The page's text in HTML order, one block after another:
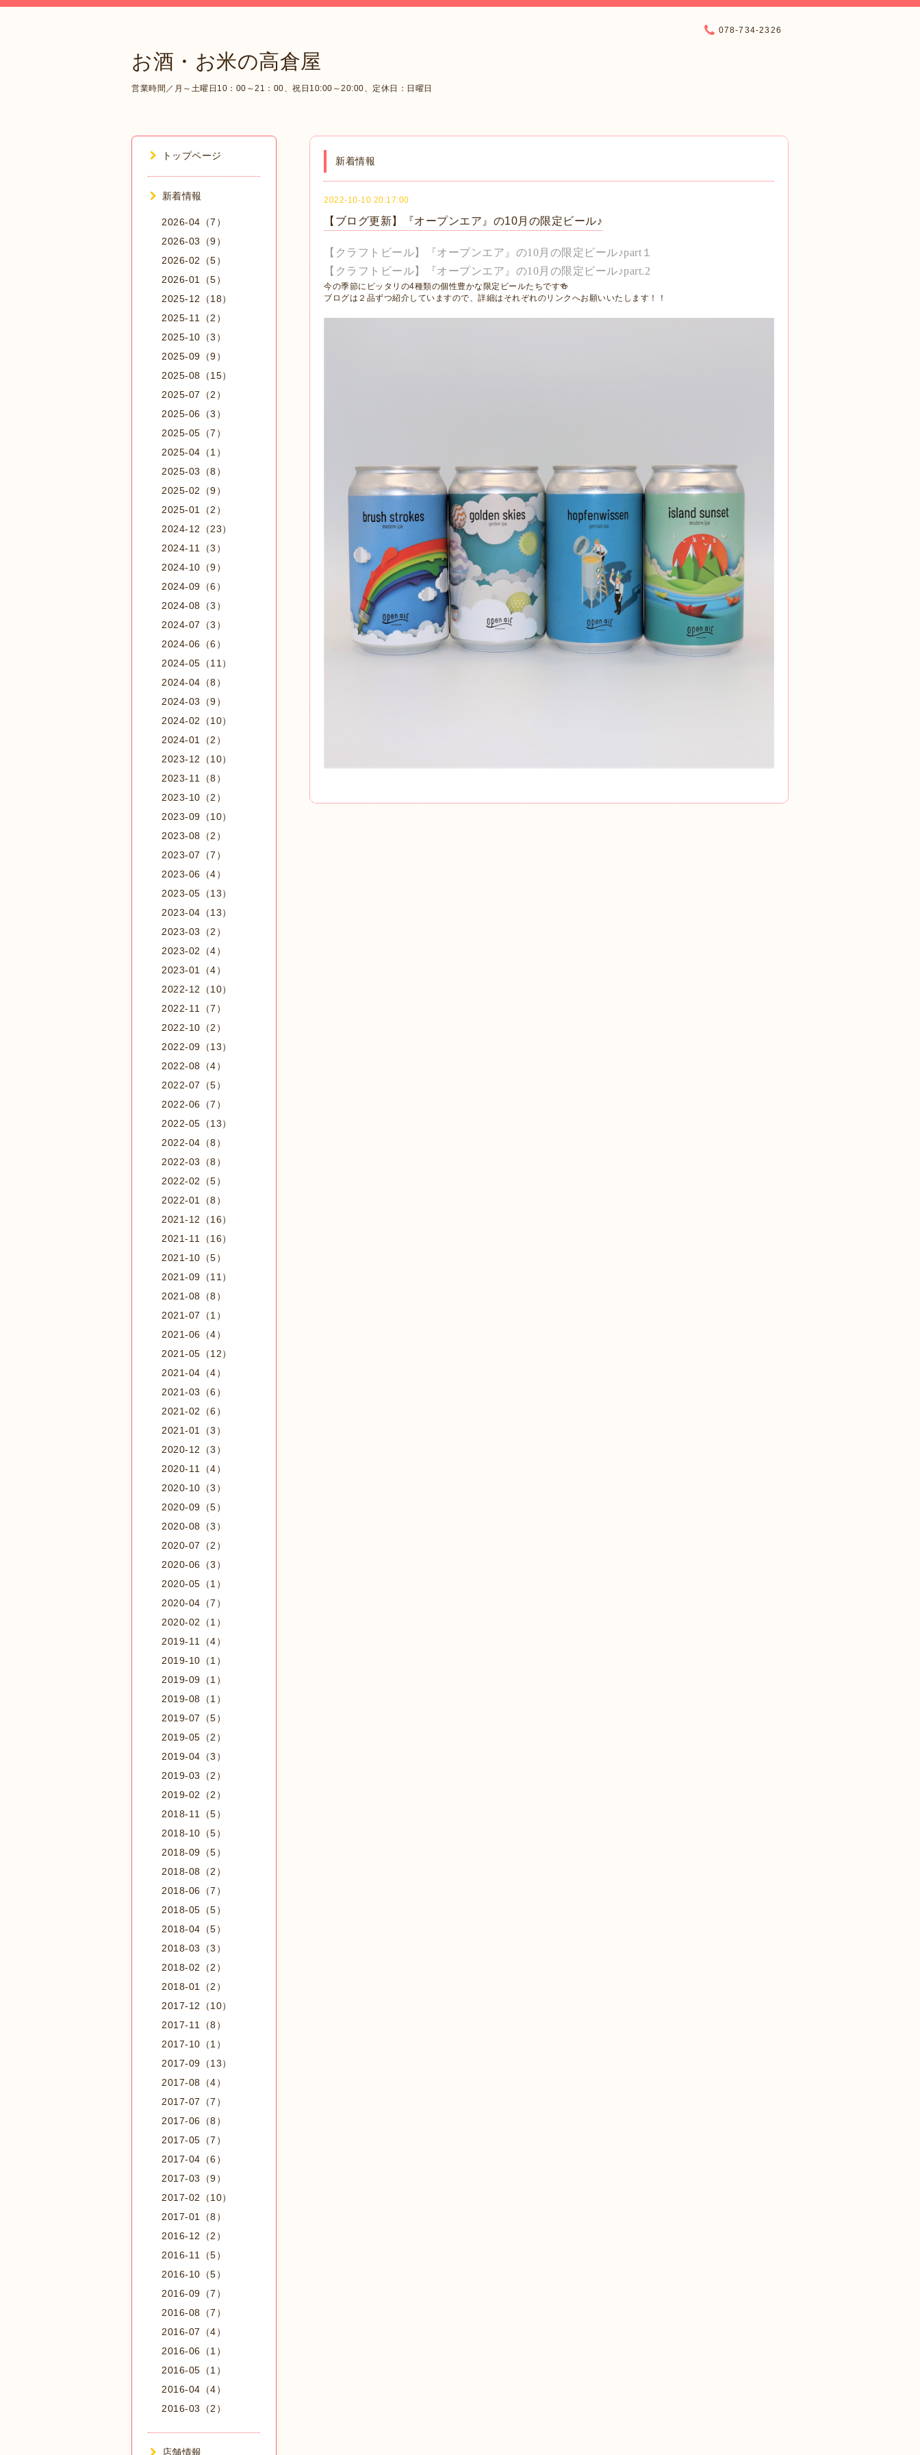
お酒・お米の高倉屋
営業時間／月～土曜日10：00～21：00、祝日10:00～20:00、定休日：日曜日
078-734-2326
新着情報
2022-10-10 20:17:00
【ブログ更新】『オープンエア』の10月の限定ビール♪
【クラフトビール】『オープンエア』の10月の限定ビール♪part１
【クラフトビール】『オープンエア』の10月の限定ビール♪part.2
今の季節にピッタリの4種類の個性豊かな限定ビールたちです🍻
ブログは２品ずつ紹介していますので、詳細はそれぞれのリンクへお願いいたします！！
トップページ
新着情報
2026-04（7）
2026-03（9）
2026-02（5）
2026-01（5）
2025-12（18）
2025-11（2）
2025-10（3）
2025-09（9）
2025-08（15）
2025-07（2）
2025-06（3）
2025-05（7）
2025-04（1）
2025-03（8）
2025-02（9）
2025-01（2）
2024-12（23）
2024-11（3）
2024-10（9）
2024-09（6）
2024-08（3）
2024-07（3）
2024-06（6）
2024-05（11）
2024-04（8）
2024-03（9）
2024-02（10）
2024-01（2）
2023-12（10）
2023-11（8）
2023-10（2）
2023-09（10）
2023-08（2）
2023-07（7）
2023-06（4）
2023-05（13）
2023-04（13）
2023-03（2）
2023-02（4）
2023-01（4）
2022-12（10）
2022-11（7）
2022-10（2）
2022-09（13）
2022-08（4）
2022-07（5）
2022-06（7）
2022-05（13）
2022-04（8）
2022-03（8）
2022-02（5）
2022-01（8）
2021-12（16）
2021-11（16）
2021-10（5）
2021-09（11）
2021-08（8）
2021-07（1）
2021-06（4）
2021-05（12）
2021-04（4）
2021-03（6）
2021-02（6）
2021-01（3）
2020-12（3）
2020-11（4）
2020-10（3）
2020-09（5）
2020-08（3）
2020-07（2）
2020-06（3）
2020-05（1）
2020-04（7）
2020-02（1）
2019-11（4）
2019-10（1）
2019-09（1）
2019-08（1）
2019-07（5）
2019-05（2）
2019-04（3）
2019-03（2）
2019-02（2）
2018-11（5）
2018-10（5）
2018-09（5）
2018-08（2）
2018-06（7）
2018-05（5）
2018-04（5）
2018-03（3）
2018-02（2）
2018-01（2）
2017-12（10）
2017-11（8）
2017-10（1）
2017-09（13）
2017-08（4）
2017-07（7）
2017-06（8）
2017-05（7）
2017-04（6）
2017-03（9）
2017-02（10）
2017-01（8）
2016-12（2）
2016-11（5）
2016-10（5）
2016-09（7）
2016-08（7）
2016-07（4）
2016-06（1）
2016-05（1）
2016-04（4）
2016-03（2）
店舗情報